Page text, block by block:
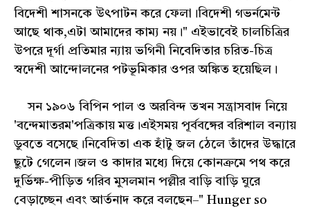
বিদেশী শাসনকে উৎপাটন করে ফেলা।বিদেশী গভর্নমেন্ট
আছে থাক,এটা আমাদের কাম্য নয়।" এইভাবেই চালচিত্রির
উপরে দূর্গা প্রতিমার ন্যায় ভগিনী নিবেদিতার চরিত-চিত্র
স্বদেশী আন্দোলনের পটভূমিকার ওপর অঙ্কিত হয়েছিল।
সন ১৯০৬ বিপিন পাল ও অরবিন্দ তখন সন্ত্রাসবাদ নিয়ে
'বন্দেমাতরম'পত্রিকায় মত্ত।এইসময় পূর্ববঙ্গের বরিশাল বন্যায়
ডুবতে বসেছে।নিবেদিতা এক হাঁটু জল ঠেলে তাঁদের উদ্ধারে
ছুটে গেলেন।জল ও কাদার মধ্যে দিয়ে কোনক্রমে পথ করে
দুর্ভিক্ষ-পীড়িত গরিব মুসলমান পল্লীর বাড়ি বাড়ি ঘুরে
বেড়াচ্ছেন এবং আর্তনাদ করে বলছেন–" Hunger so